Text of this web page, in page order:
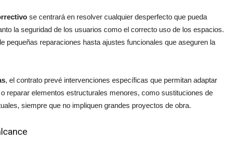
se centrará en resolver cualquier desperfecto que pueda
la seguridad de los usuarios como el correcto uso de los espacios.
pequeñas reparaciones hasta ajustes funcionales que aseguren la
, el contrato prevé intervenciones específicas que permitan adaptar
reparar elementos estructurales menores, como sustituciones de
siempre que no impliquen grandes proyectos de obra.